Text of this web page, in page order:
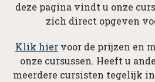
deze pagina vindt u onze
zich direct opgeven
Klik hier voor de prijzen en
onze cursussen. Heeft u
meerdere cursisten tegelijk